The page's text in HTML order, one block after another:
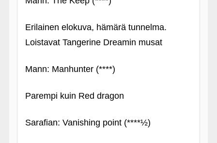
Erilainen elokuva, hämärä tunnelma.
Loistavat Tangerine Dreamin musat
Mann: Manhunter (****)
Parempi kuin Red dragon
Sarafian: Vanishing point (****½)